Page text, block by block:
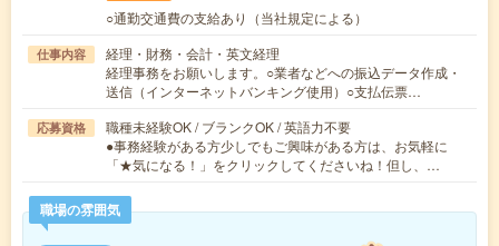
○通勤交通費の支給あり（当社規定による）
仕事内容
経理・財務・会計・英文経理
経理事務をお願いします。○業者などへの振込データ作成・
送信（インターネットバンキング使用）○支払伝票…
応募資格
職種未経験OK / ブランクOK / 英語力不要
●事務経験がある方少しでもご興味がある方は、お気軽に
「★気になる！」をクリックしてくださいね！但し、…
職場の雰囲気